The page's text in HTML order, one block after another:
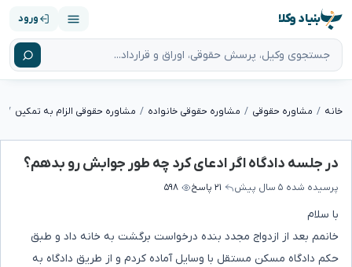
بنیاد وکلا ورود
خانه مشاوره حقوقی مشاوره حقوقی خانواده مشاوره حقوقی الزام به تمکین
در جلسه دادگاه اگر ادعای کرد چه طور جوابش رو بدهم؟
پرسیده شده ۵ سال پیش ۲۱ پاسخ ۵۹۸
با سلام
خانمم بعد از ازدواج مجدد بنده درخواست برگشت به خانه داد و طبق
حکم دادگاه مسکن مستقل با وسایل آماده کردم و از طریق دادگاه به